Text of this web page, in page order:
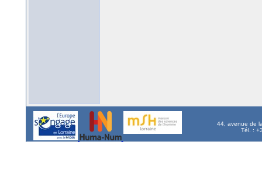
44, avenue de
Tél. :